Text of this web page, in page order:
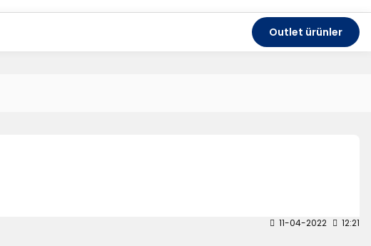
Outlet ürünler
11-04-2022 12:21